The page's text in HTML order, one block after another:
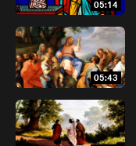
05:14
05:43